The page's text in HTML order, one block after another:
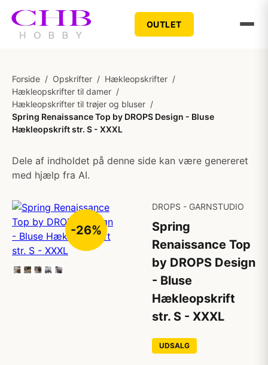
OUTLET
Forside / Opskrifter / Hækleopskrifter /
Hækleopskrifter til damer /
Hækleopskrifter til trøjer og bluser /
Spring Renaissance Top by DROPS Design - Bluse
Hækleopskrift str. S - XXXL
Dele af indholdet på denne side kan være genereret
med hjælp fra AI.
-26%
DROPS - GARNSTUDIO
Spring
Renaissance Top
by DROPS Design
- Bluse
Hækleopskrift
str. S - XXXL
UDSALG